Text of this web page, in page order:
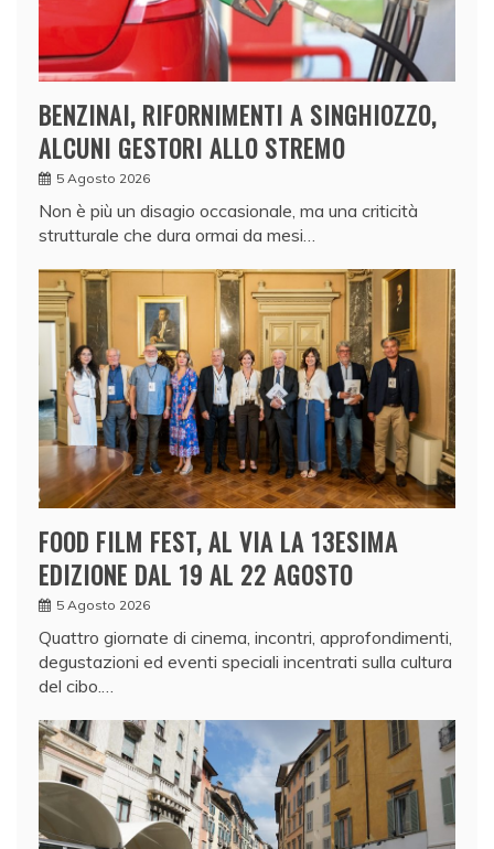
BENZINAI, RIFORNIMENTI A SINGHIOZZO,
ALCUNI GESTORI ALLO STREMO
5 Agosto 2026
Non è più un disagio occasionale, ma una criticità
strutturale che dura ormai da mesi…
FOOD FILM FEST, AL VIA LA 13ESIMA
EDIZIONE DAL 19 AL 22 AGOSTO
5 Agosto 2026
Quattro giornate di cinema, incontri, approfondimenti,
degustazioni ed eventi speciali incentrati sulla cultura
del cibo.…